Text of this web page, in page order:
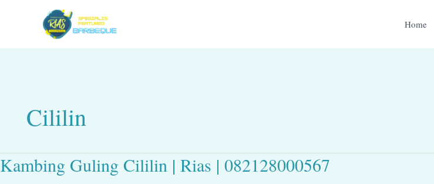
Home
Cililin
Kambing Guling Cililin | Rias | 082128000567
Kambing
Guling